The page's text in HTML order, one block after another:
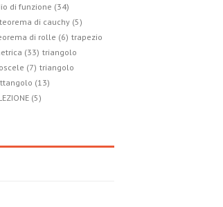
di funzione (34)
teorema di cauchy (5)
di rolle (6) trapezio
(33) triangolo
(7) triangolo
(13)
(5)